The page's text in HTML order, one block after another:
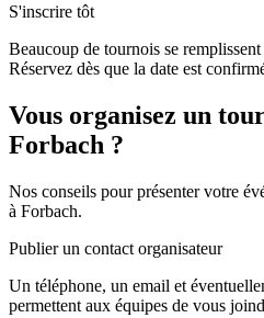
S'inscrire tôt
Beaucoup de tournois se
Réservez dès que la date est
Vous organisez un
Forbach ?
Nos conseils pour présenter votre
à Forbach.
Publier un contact organisateur
Un téléphone, un email et
permettent aux équipes de vous